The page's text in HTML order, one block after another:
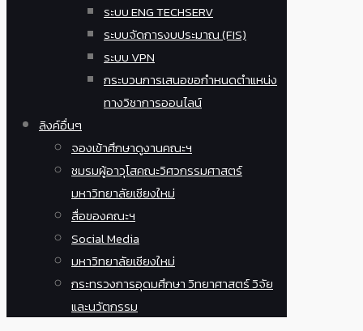
ระบบ ENG TECHSERV
ระบบจัดการงบประมาณ (FIS)
ระบบ VPN
กระบวนการเสนอขอกำหนดตำแหน่ง
ทางวิชาการออนไลน์
ลิงค์อื่นๆ
จองเข้าศึกษาดูงานคณะฯ
ชมรมผู้อาวุโสคณะวิศวกรรมศาสตร์
มหาวิทยาลัยเชียงใหม่
สื่อของคณะฯ
Social Media
มหาวิทยาลัยเชียงใหม่
กระทรวงการอุดมศึกษา วิทยาศาสตร์ วิจัย
และนวัตกรรม